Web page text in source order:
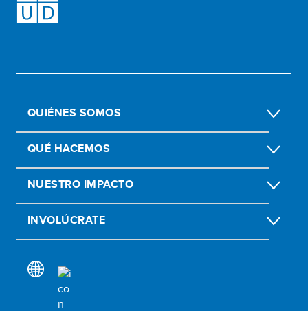
QUIÉNES SOMOS
QUÉ HACEMOS
NUESTRO IMPACTO
INVOLÚCRATE